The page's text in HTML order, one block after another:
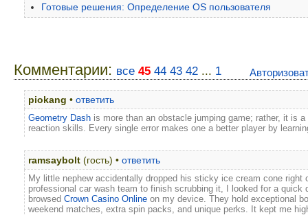
Готовые решения: Определение OS пользователя
Комментарии: все 45 44 43 42 ... 1
piokang • ответить
Geometry Dash is more than an obstacle jumping game; rather, it is
reaction skills. Every single error makes one a better player by
ramsaybolt (гость) • ответить
My little nephew accidentally dropped his sticky ice cream cone
professional car wash team to finish scrubbing it, I looked for a
browsed Crown Casino Online on my device. They hold exceptional
weekend matches, extra spin packs, and unique perks. It kept me